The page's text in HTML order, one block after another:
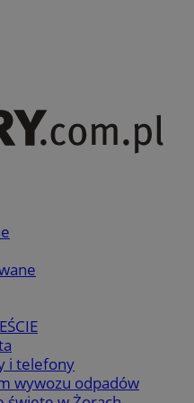
i telefony
wywozu odpadów